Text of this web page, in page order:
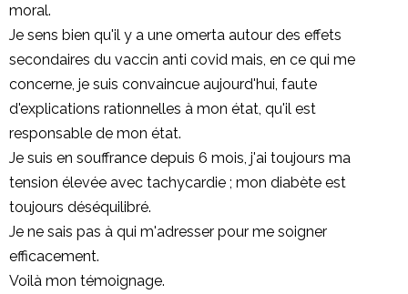
moral.
Je sens bien qu'il y a une omerta autour des effets
secondaires du vaccin anti covid mais, en ce qui me
concerne, je suis convaincue aujourd'hui, faute
d'explications rationnelles à mon état, qu'il est
responsable de mon état.
Je suis en souffrance depuis 6 mois, j'ai toujours ma
tension élevée avec tachycardie ; mon diabète est
toujours déséquilibré.
Je ne sais pas à qui m'adresser pour me soigner
efficacement.
Voilà mon témoignage.